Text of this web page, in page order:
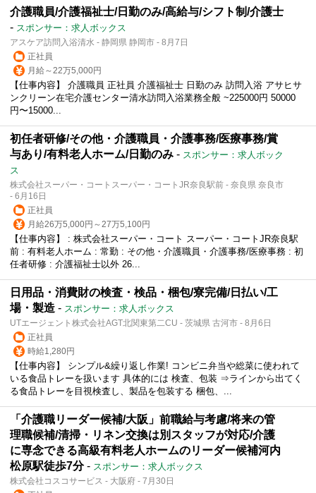
介護職員/介護福祉士/日勤のみ/高給与/シフト制/介護士
- スポンサー：求人ボックス
アスケア訪問入浴清水 - 静岡県 静岡市 - 8月7日
正社員
月給～22万5,000円
【仕事内容】 介護職員 正社員 介護福祉士 日勤のみ 訪問入浴 アサヒサ
ンクリーン在宅介護センター清水訪問入浴業務全般 ~225000円 50000
円〜15000...
初任者研修/その他・介護職員・介護事務/医療事務/賞
与あり/有料老人ホーム/日勤のみ - スポンサー：求人ボック
ス
株式会社スーパー・コートスーパー・コートJR奈良駅前 - 奈良県 奈良市
- 6月16日
正社員
月給26万5,000円～27万5,100円
【仕事内容】 : 株式会社スーパー・コート スーパー・コートJR奈良駅
前 : 有料老人ホーム : 常勤 : その他・介護職員・介護事務/医療事務 : 初
任者研修 : 介護福祉士以外 26...
日用品・消費財の検査・検品・梱包/寮完備/日払い/工
場・製造 - スポンサー：求人ボックス
UTエージェント株式会社AGT北関東第二CU - 茨城県 古河市 - 8月6日
正社員
時給1,280円
【仕事内容】 シンプル&繰り返し作業! コンビニ弁当や総菜に使われて
いる食品トレーを扱います 具体的には 検査、包装 ⇒ラインから出てく
る食品トレーを目視検査し、製品を包装する 梱包、...
「介護職リーダー候補/大阪」前職給与考慮/将来の管
理職候補/清掃・リネン交換は別スタッフが対応/介護
に専念できる高級有料老人ホームのリーダー候補河内
松原駅徒歩7分- スポンサー：求人ボックス
株式会社コスコサービス - 大阪府 - 7月30日